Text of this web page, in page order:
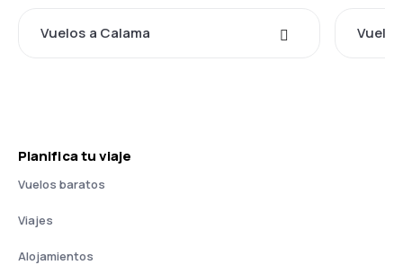
Vuelos a Calama
Planifica tu viaje
Vuelos baratos
Viajes
Alojamientos